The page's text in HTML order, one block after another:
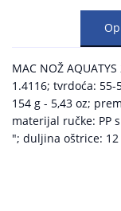
MAC NOŽ
1.4116; tvrdoća:
154 g - 5,43 oz;
materijal ručke: PP
"; duljina oštrice: 12